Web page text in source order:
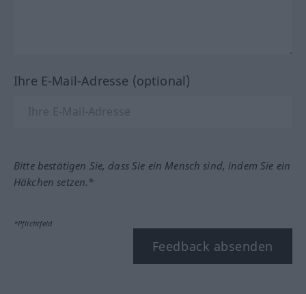
Ihre E-Mail-Adresse (optional)
Bitte bestätigen Sie, dass Sie ein Mensch sind, indem Sie ein
Häkchen setzen.*
*Pflichtfeld
Feedback absenden